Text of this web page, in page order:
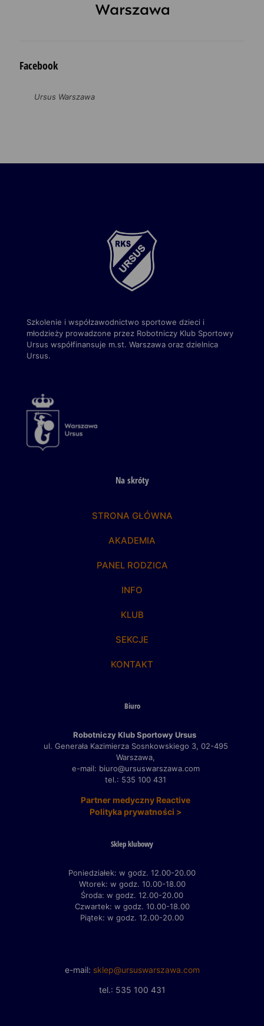
Facebook
Ursus Warszawa
Szkolenie i współzawodnictwo sportowe dzieci i
młodzieży prowadzone przez Robotniczy Klub Sportowy
Ursus współfinansuje m.st. Warszawa oraz dzielnica
Ursus.
Na skróty
STRONA GŁÓWNA
AKADEMIA
PANEL RODZICA
INFO
KLUB
SEKCJE
KONTAKT
Biuro
Robotniczy Klub Sportowy Ursus
ul. Generała Kazimierza Sosnkowskiego 3, 02-495
Warszawa,
e-mail: biuro@ursuswarszawa.com
tel.: 535 100 431
Partner medyczny Reactive
Polityka prywatności >
Sklep klubowy
Poniedziałek: w godz. 12.00-20.00
Wtorek: w godz. 10.00-18.00
Środa: w godz. 12.00-20.00
Czwartek: w godz. 10.00-18.00
Piątek: w godz. 12.00-20.00
e-mail: sklep@ursuswarszawa.com
tel.: 535 100 431